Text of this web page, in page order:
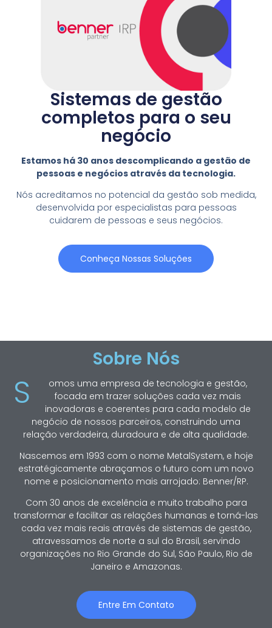
Sistemas de gestão
completos para o seu
negócio
Estamos há 30 anos descomplicando a gestão de
pessoas e negócios através da tecnologia.
Nós acreditamos no potencial da gestão sob medida,
desenvolvida por especialistas para pessoas
cuidarem de pessoas e seus negócios.
Conheça Nossas Soluções
Sobre Nós
S
omos uma empresa de tecnologia e gestão,
focada em trazer soluções cada vez mais
inovadoras e coerentes para cada modelo de
negócio de nossos parceiros, construindo uma
relação verdadeira, duradoura e de alta qualidade.
Nascemos em 1993 com o nome MetalSystem, e hoje
estratégicamente abraçamos o futuro com um novo
nome e posicionamento mais arrojado: Benner/RP.
Com 30 anos de excelência e muito trabalho para
transformar e facilitar as relações humanas e torná-las
cada vez mais reais através de sistemas de gestão,
atravessamos de norte a sul do Brasil, servindo
organizações no Rio Grande do Sul, São Paulo, Rio de
Janeiro e Amazonas.
Entre Em Contato